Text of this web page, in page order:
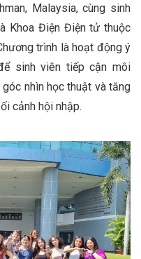
Malaysia, cùng sinh
Khoa Điện Điện tử thuộc
trình là hoạt động ý
sinh viên tiếp cận môi
nhìn học thuật và tăng
cảnh hội nhập.